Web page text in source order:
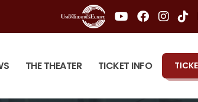
THE THEATER TICKET INFO